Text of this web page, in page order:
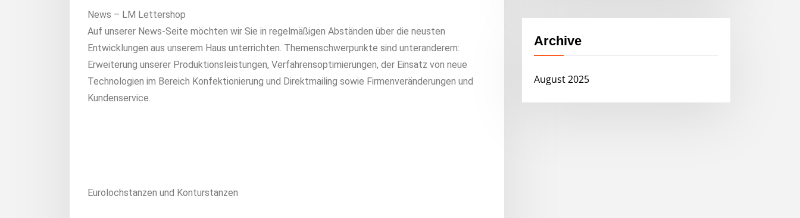
News – LM Lettershop
Auf unserer News-Seite möchten wir Sie in regelmäßigen Abständen über die neusten
Entwicklungen aus unserem Haus unterrichten. Themenschwerpunkte sind unteranderem:
Erweiterung unserer Produktionsleistungen, Verfahrensoptimierungen, der Einsatz von neue
Technologien im Bereich Konfektionierung und Direktmailing sowie Firmenveränderungen und
Kundenservice.
Eurolochstanzen und Konturstanzen
Archive
August 2025